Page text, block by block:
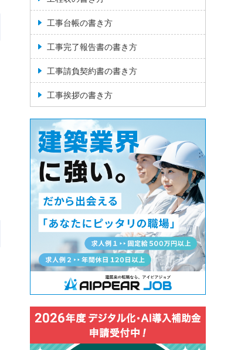
工事台帳の書き方
工事完了報告書の書き方
工事請負契約書の書き方
工事挨拶の書き方